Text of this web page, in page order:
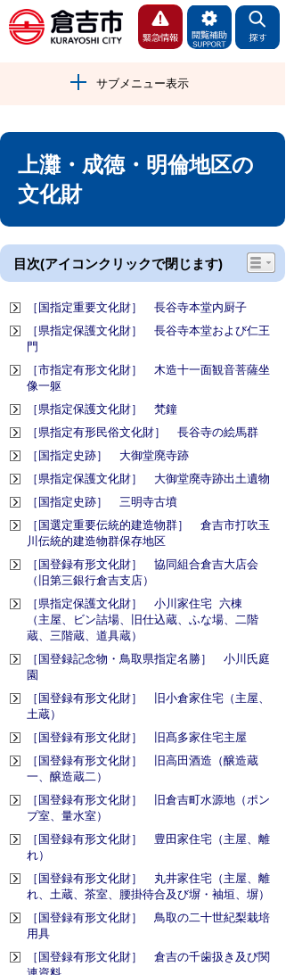
サブメニュー表示
上灘・成徳・明倫地区の
文化財
目次(アイコンクリックで閉じます)
［国指定重要文化財］ 長谷寺本堂内厨子
［県指定保護文化財］ 長谷寺本堂および仁王
門
［市指定有形文化財］ 木造十一面観音菩薩坐
像一躯
［県指定保護文化財］ 梵鐘
［県指定有形民俗文化財］ 長谷寺の絵馬群
［国指定史跡］ 大御堂廃寺跡
［県指定保護文化財］ 大御堂廃寺跡出土遺物
［国指定史跡］ 三明寺古墳
［国選定重要伝統的建造物群］ 倉吉市打吹玉
川伝統的建造物群保存地区
［国登録有形文化財］ 協同組合倉吉大店会
（旧第三銀行倉吉支店）
［県指定保護文化財］ 小川家住宅 六棟
（主屋、ビン詰場、旧仕込蔵、ふな場、二階
蔵、三階蔵、道具蔵）
［国登録記念物・鳥取県指定名勝］ 小川氏庭
園
［国登録有形文化財］ 旧小倉家住宅（主屋、
土蔵）
［国登録有形文化財］ 旧髙多家住宅主屋
［国登録有形文化財］ 旧高田酒造（醸造蔵
一、醸造蔵二）
［国登録有形文化財］ 旧倉吉町水源地（ポン
プ室、量水室）
［国登録有形文化財］ 豊田家住宅（主屋、離
れ）
［国登録有形文化財］ 丸井家住宅（主屋、離
れ、土蔵、茶室、腰掛待合及び塀・袖垣、塀）
［国登録有形文化財］ 鳥取の二十世紀梨栽培
用具
［国登録有形文化財］ 倉吉の千歯扱き及び関